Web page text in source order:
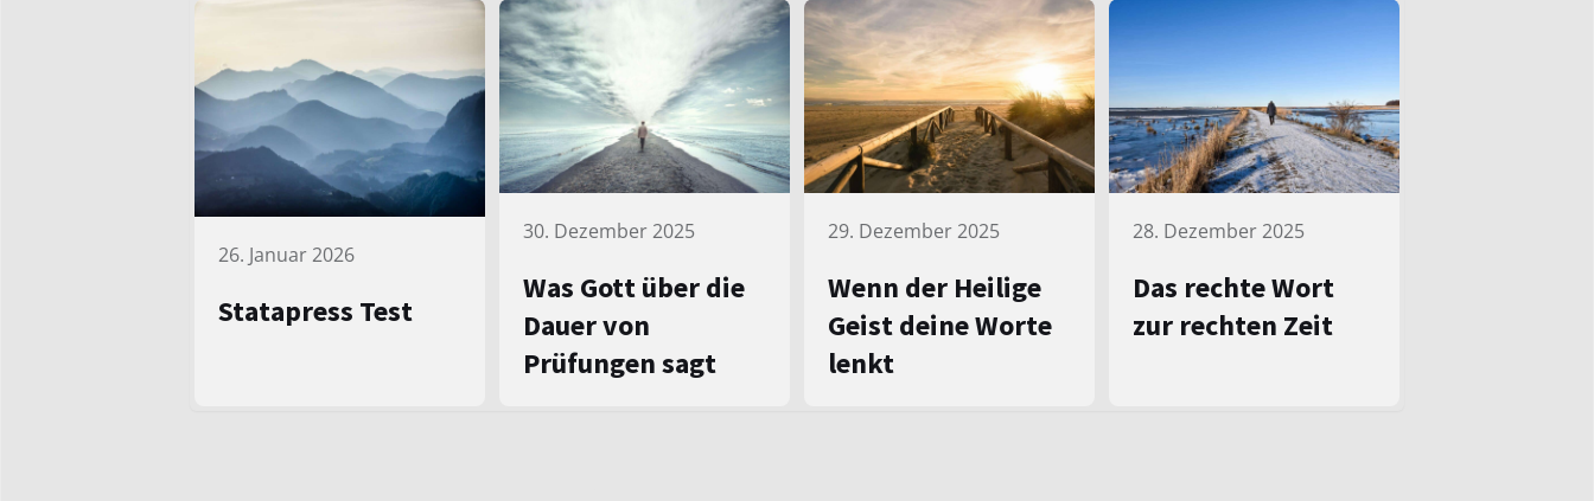
26. Januar 2026
Statapress Test
30. Dezember 2025
Was Gott über die
Dauer von
Prüfungen sagt
29. Dezember 2025
Wenn der Heilige
Geist deine Worte
lenkt
28. Dezember 2025
Das rechte Wort
zur rechten Zeit